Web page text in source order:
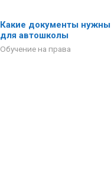
Какие документы нужны
для автошколы
Обучение на права